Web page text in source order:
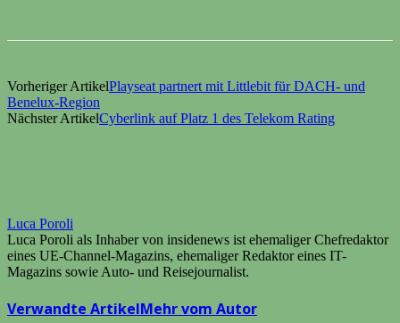
Vorheriger ArtikelPlayseat partnert mit Littlebit für DACH- und
Benelux-Region
Nächster ArtikelCyberlink auf Platz 1 des Telekom Rating
Luca Poroli
Luca Poroli als Inhaber von insidenews ist ehemaliger Chefredaktor
eines UE-Channel-Magazins, ehemaliger Redaktor eines IT-
Magazins sowie Auto- und Reisejournalist.
Verwandte ArtikelMehr vom Autor